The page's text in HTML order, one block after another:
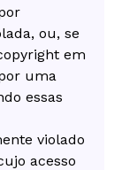
ou, se
em
uma
essas
violado
acesso